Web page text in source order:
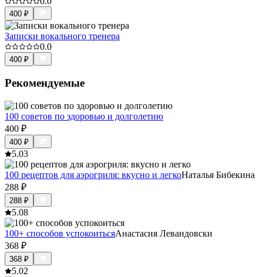
400 ₽
Записки вокального тренера
0.0
400 ₽
Рекомендуемые
100 советов по здоровью и долголетию
400 ₽
400 ₽
5.03
100 рецептов для аэрогриля: вкусно и легкоНаталья Бибекина
288 ₽
288 ₽
5.08
100+ способов успокоитьсяАнастасия Левандовски
368 ₽
368 ₽
5.02